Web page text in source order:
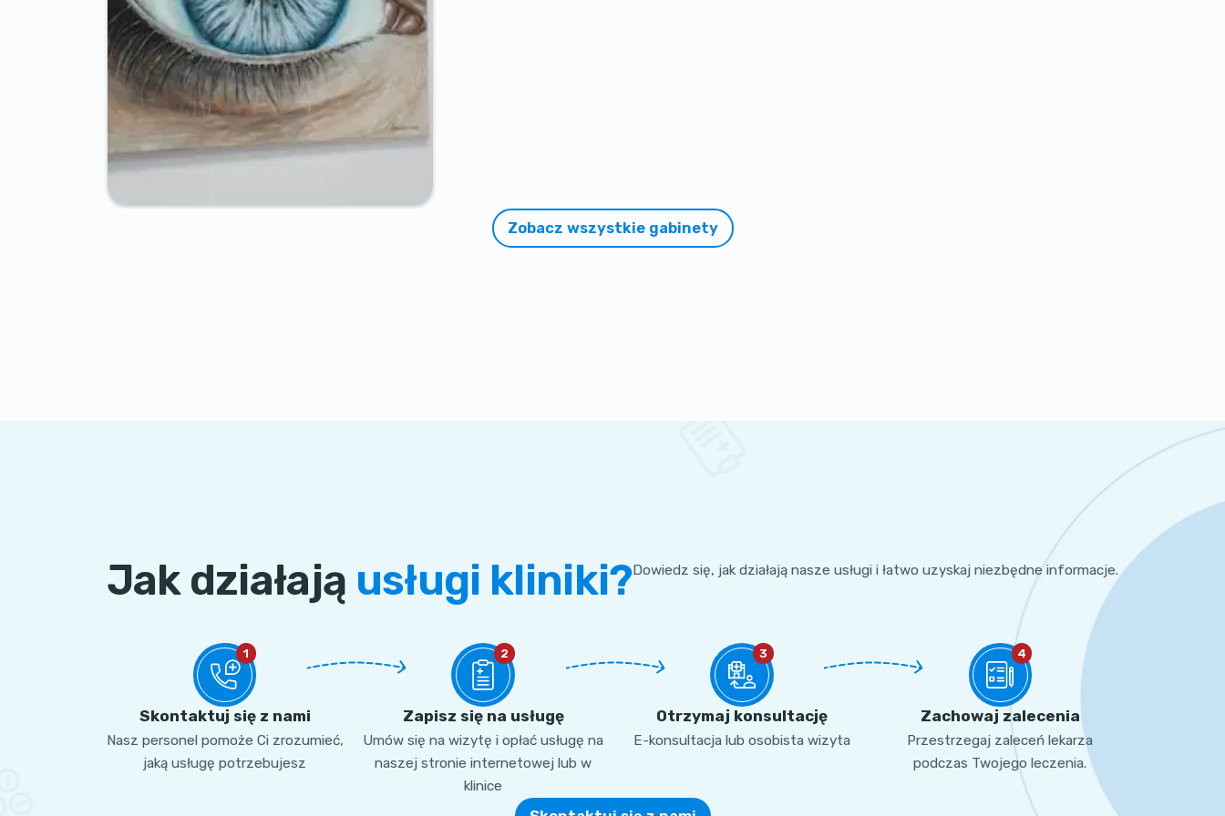
Zobacz wszystkie gabinety
Jak działają usługi kliniki?Dowiedz się, jak działają nasze usługi i łatwo uzyskaj niezbędne informacje.
1
Skontaktuj się z nami
Nasz personel pomoże Ci zrozumieć,
jaką usługę potrzebujesz
2
Zapisz się na usługę
Umów się na wizytę i opłać usługę na
naszej stronie internetowej lub w
klinice
3
Otrzymaj konsultację
E-konsultacja lub osobista wizyta
4
Zachowaj zalecenia
Przestrzegaj zaleceń lekarza
podczas Twojego leczenia.